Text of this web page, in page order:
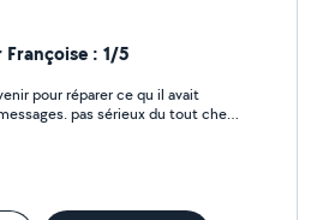
: 1/5
du tout cher